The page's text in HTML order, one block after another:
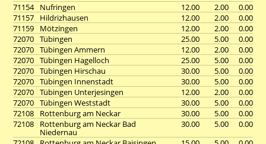
71154
Nufringen 12.00 2.00
0.00
71157
Hildrizhausen 12.00 2.00
0.00
71159
Mötzingen 12.00 2.00
0.00
72070 Tübingen 25.00 5.00
0.00
72070 Tübingen Ammern 12.00 2.00
0.00
72070 Tübingen Hagelloch 25.00 5.00
0.00
72070 Tübingen Hirschau 30.00 5.00
0.00
72070 Tübingen Innenstadt 30.00 5.00
0.00
72070 Tübingen Unterjesingen 12.00 2.00
0.00
72070 Tübingen Weststadt 30.00 5.00
0.00
72108
Rottenburg am Neckar 30.00 5.00
0.00
72108
Rottenburg am Neckar Bad
Niedernau
30.00 5.00
0.00